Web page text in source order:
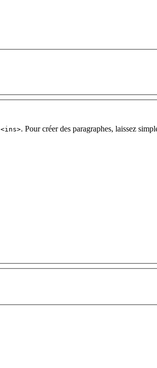
<ins>. Pour créer des paragraphes, laissez